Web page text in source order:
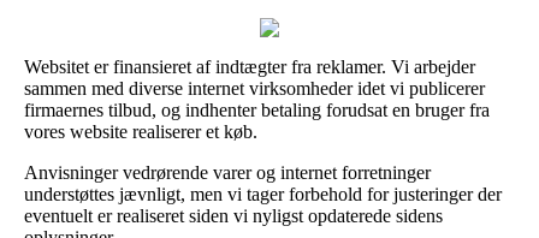
Websitet er finansieret af indtægter fra reklamer. Vi arbejder
sammen med diverse internet virksomheder idet vi publicerer
firmaernes tilbud, og indhenter betaling forudsat en bruger fra
vores website realiserer et køb.
Anvisninger vedrørende varer og internet forretninger
understøttes jævnligt, men vi tager forbehold for justeringer der
eventuelt er realiseret siden vi nyligst opdaterede sidens